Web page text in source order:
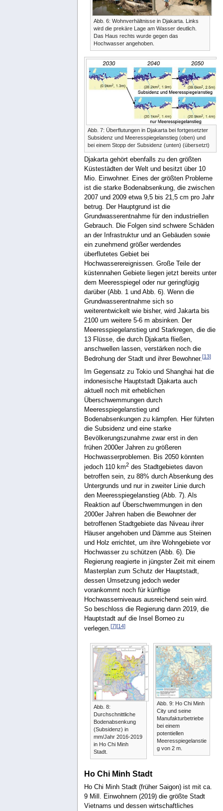
Abb. 6: Wohnverhältnisse in Djakarta. Links
wird die prekäre Lage am Wasser deutlich.
Das Haus rechts wurde gegen das
Hochwasser angehoben.
Abb. 7: Überflutungen in Djakarta bei fortgesetzter
Subsidenz und Meeresspiegelanstieg (oben) und
bei einem Stopp der Subsidenz (unten) (übersetzt)
Djakarta gehört ebenfalls zu den größten
Küstestädten der Welt und besitzt über 10
Mio. Einwohner. Eines der größten Probleme
ist die starke Bodenabsenkung, die zwischen
2007 und 2009 etwa 9,5 bis 21,5 cm pro Jahr
betrug. Der Hauptgrund ist die
Grundwasserentnahme für den industriellen
Gebrauch. Die Folgen sind schwere Schäden
an der Infrastruktur und an Gebäuden sowie
ein zunehmend größer werdendes
überflutetes Gebiet bei
Hochwasserereignissen. Große Teile der
küstennahen Gebiete liegen jetzt bereits unter
dem Meeresspiegel oder nur geringfügig
darüber (Abb. 1 und Abb. 6). Wenn die
Grundwasserentnahme sich so
weiterentwickelt wie bisher, wird Jakarta bis
2100 um weitere 5-6 m absinken. Der
Meeresspiegelanstieg und Starkregen, die die
13 Flüsse, die durch Djakarta fließen,
anschwellen lassen, verstärken noch die
Bedrohung der Stadt und ihrer Bewohner.[13]
Im Gegensatz zu Tokio und Shanghai hat die
indonesische Hauptstadt Djakarta auch
aktuell noch mit erheblichen
Überschwemmungen durch
Meeresspiegelanstieg und
Bodenabsenkungen zu kämpfen. Hier führten
die Subsidenz und eine starke
Bevölkerungszunahme zwar erst in den
frühen 2000er Jahren zu größeren
Hochwasserproblemen. Bis 2050 könnten
jedoch 110 km2des Stadtgebietes davon
betroffen sein, zu 88% durch Absenkung des
Untergrunds und nur in zweiter Linie durch
den Meeresspiegelanstieg (Abb. 7). Als
Reaktion auf Überschwemmungen in den
2000er Jahren haben die Bewohner der
betroffenen Stadtgebiete das Niveau ihrer
Häuser angehoben und Dämme aus Steinen
und Holz errichtet, um ihre Wohngebiete vor
Hochwasser zu schützen (Abb. 6). Die
Regierung reagierte in jüngster Zeit mit einem
Masterplan zum Schutz der Hauptstadt,
dessen Umsetzung jedoch weder
vorankommt noch für künftige
Hochwasserniveaus ausreichend sein wird.
So beschloss die Regierung dann 2019, die
Hauptstadt auf die Insel Borneo zu
verlegen.[7][14]
Abb. 8:
Durchschnittliche
Bodenabsenkung
(Subsidenz) in
mm/Jahr 2016-2019
in Ho Chi Minh
Stadt.
Abb. 9: Ho Chi Minh
City und seine
Manufakturbetriebe
bei einem
potentiellen
Meeresspiegelanstie
g von 2 m.
Ho Chi Minh Stadt
Ho Chi Minh Stadt (früher Saigon) ist mit ca.
9 Mill. Einwohnern (2019) die größte Stadt
Vietnams und dessen wirtschaftliches